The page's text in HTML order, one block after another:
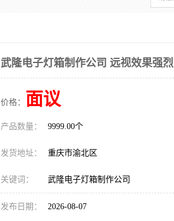
武隆电子灯箱制作公司 远视效果强烈
价格： 面议
产品数量： 9999.00个
发货地址： 重庆市渝北区
关键词： 武隆电子灯箱制作公司
发布日期： 2026-08-07